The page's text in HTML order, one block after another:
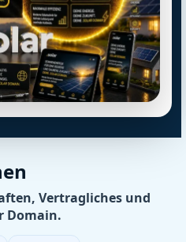
Vertragliches und
Domain.